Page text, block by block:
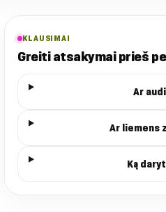
KLAUSIMAI
Greiti atsakymai prieš
Ar
Ar liemens
Ką